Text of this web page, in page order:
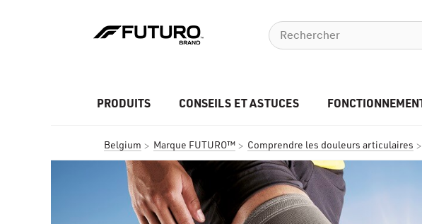
PRODUITS CONSEILS ET ASTUCES
Belgium Marque FUTURO™ Comprendre les douleurs articulaires